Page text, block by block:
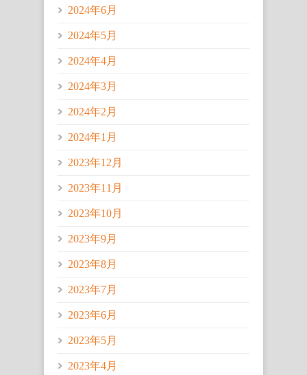
2024年6月
2024年5月
2024年4月
2024年3月
2024年2月
2024年1月
2023年12月
2023年11月
2023年10月
2023年9月
2023年8月
2023年7月
2023年6月
2023年5月
2023年4月